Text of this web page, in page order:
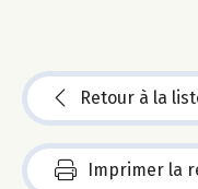
Retour à la
Imprimer la